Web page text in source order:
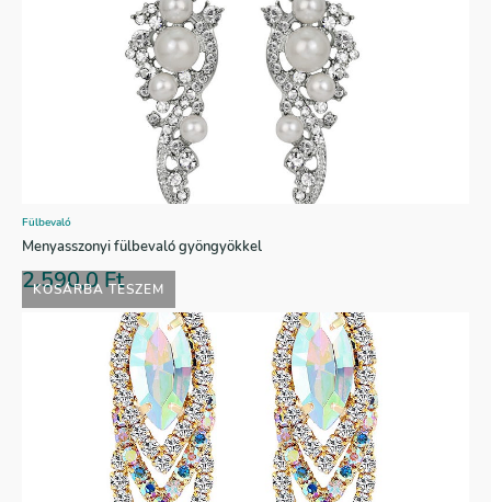
KOSÁRBA TESZEM
Fülbevaló
Menyasszonyi fülbevaló gyöngyökkel
2.590,0Ft